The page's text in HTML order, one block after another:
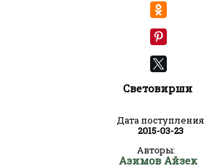
Световирши
Дата поступления
2015-03-23
Авторы:
Азимов Айзек